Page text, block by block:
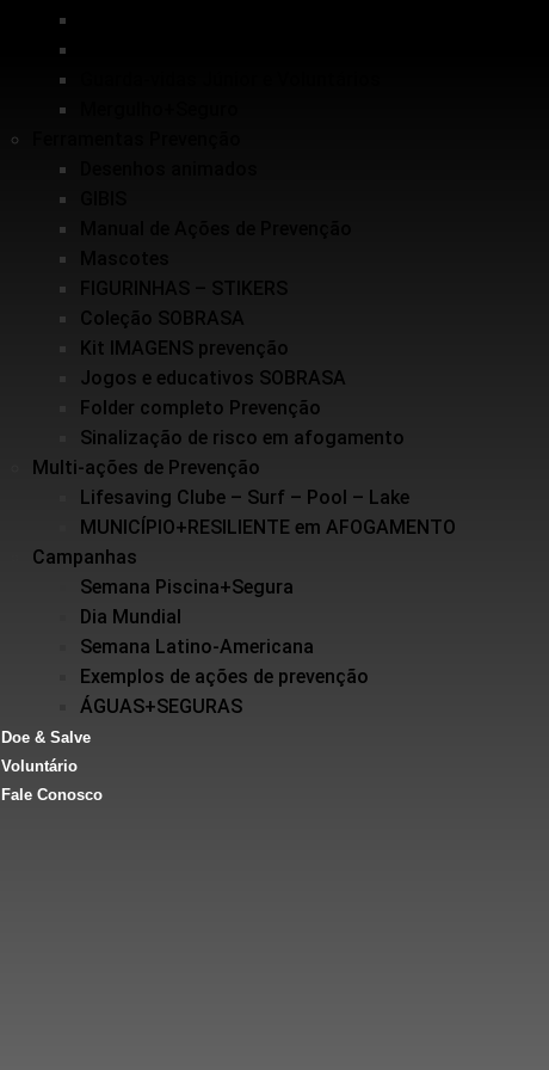
FIGURINHAS – STIKERS
Coleção SOBRASA
Kit IMAGENS prevenção
Jogos e educativos SOBRASA
Folder completo Prevenção
Sinalização de risco em afogamento
Multi-ações de Prevenção
Lifesaving Clube – Surf – Pool – Lake
MUNICÍPIO+RESILIENTE em AFOGAMENTO
Campanhas
Semana Piscina+Segura
Dia Mundial
Semana Latino-Americana
Exemplos de ações de prevenção
ÁGUAS+SEGURAS
Doe & Salve
Voluntário
Fale Conosco